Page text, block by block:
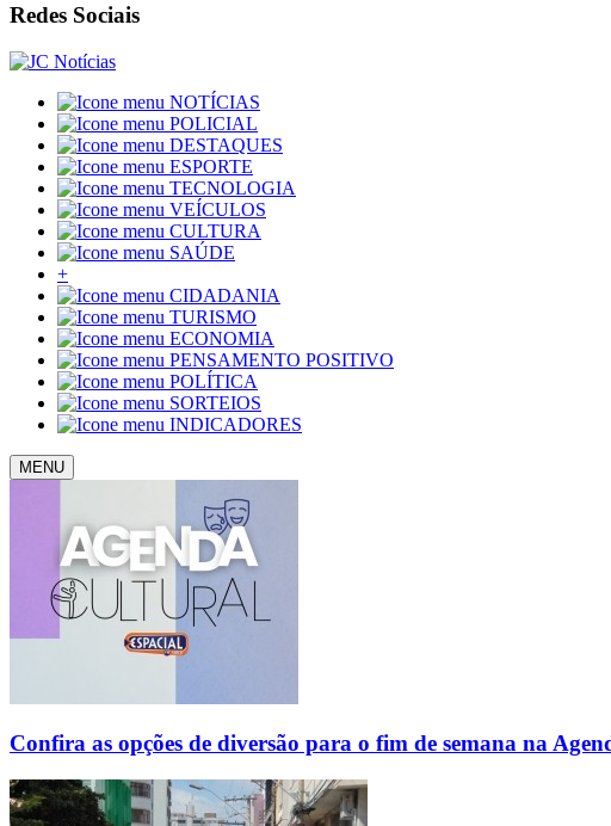
Redes Sociais
NOTÍCIAS
POLICIAL
DESTAQUES
ESPORTE
TECNOLOGIA
VEÍCULOS
CULTURA
SAÚDE
+
CIDADANIA
TURISMO
ECONOMIA
PENSAMENTO POSITIVO
POLÍTICA
SORTEIOS
INDICADORES
MENU
Confira as opções de diversão para o fim de semana na